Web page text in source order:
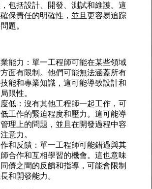
包括設計、開發、測試和維護。這
保責任的明確性，並且更容易追踪
題。
能力：單一工程師可能在某些領域
面有限制。他們可能無法涵蓋所有
能和專業知識，這可能導致設計和
限性。
低：沒有其他工程師一起工作，可
工作的緊迫程度和壓力。這可能導
理上的問題，並且在開發過程中容
意力。
和反饋：單一工程師可能錯過與其
合作和互相學習的機會。這也意味
儕之間的反饋和指導，可能會限制
和開發能力。